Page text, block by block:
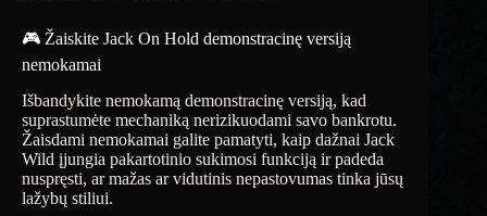
🎮 Žaiskite Jack On Hold demonstracinę versiją
nemokamai
Išbandykite nemokamą demonstracinę versiją, kad
suprastumėte mechaniką nerizikuodami savo bankrotu.
Žaisdami nemokamai galite pamatyti, kaip dažnai Jack
Wild įjungia pakartotinio sukimosi funkciją ir padeda
nuspręsti, ar mažas ar vidutinis nepastovumas tinka jūsų
lažybų stiliui.